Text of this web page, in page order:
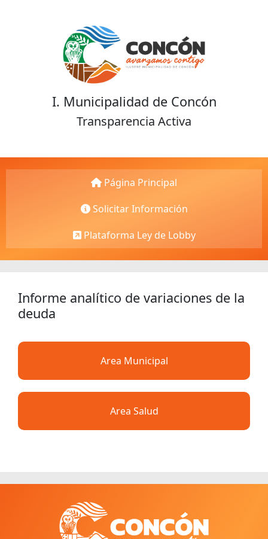
I. Municipalidad de Concón
Transparencia Activa
Página Principal
Solicitar Información
Plataforma Ley de Lobby
Informe analítico de variaciones de la
deuda
Area Municipal
Area Salud